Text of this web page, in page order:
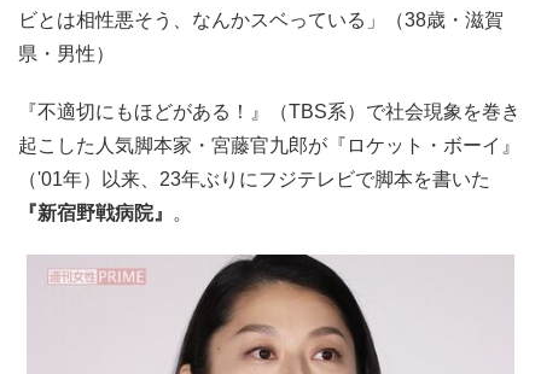
ビとは相性悪そう、なんかスベっている」（38歳・滋賀
県・男性）
『不適切にもほどがある！』（TBS系）で社会現象を巻き
起こした人気脚本家・宮藤官九郎が『ロケット・ボーイ』
（'01年）以来、23年ぶりにフジテレビで脚本を書いた
『新宿野戦病院』
。